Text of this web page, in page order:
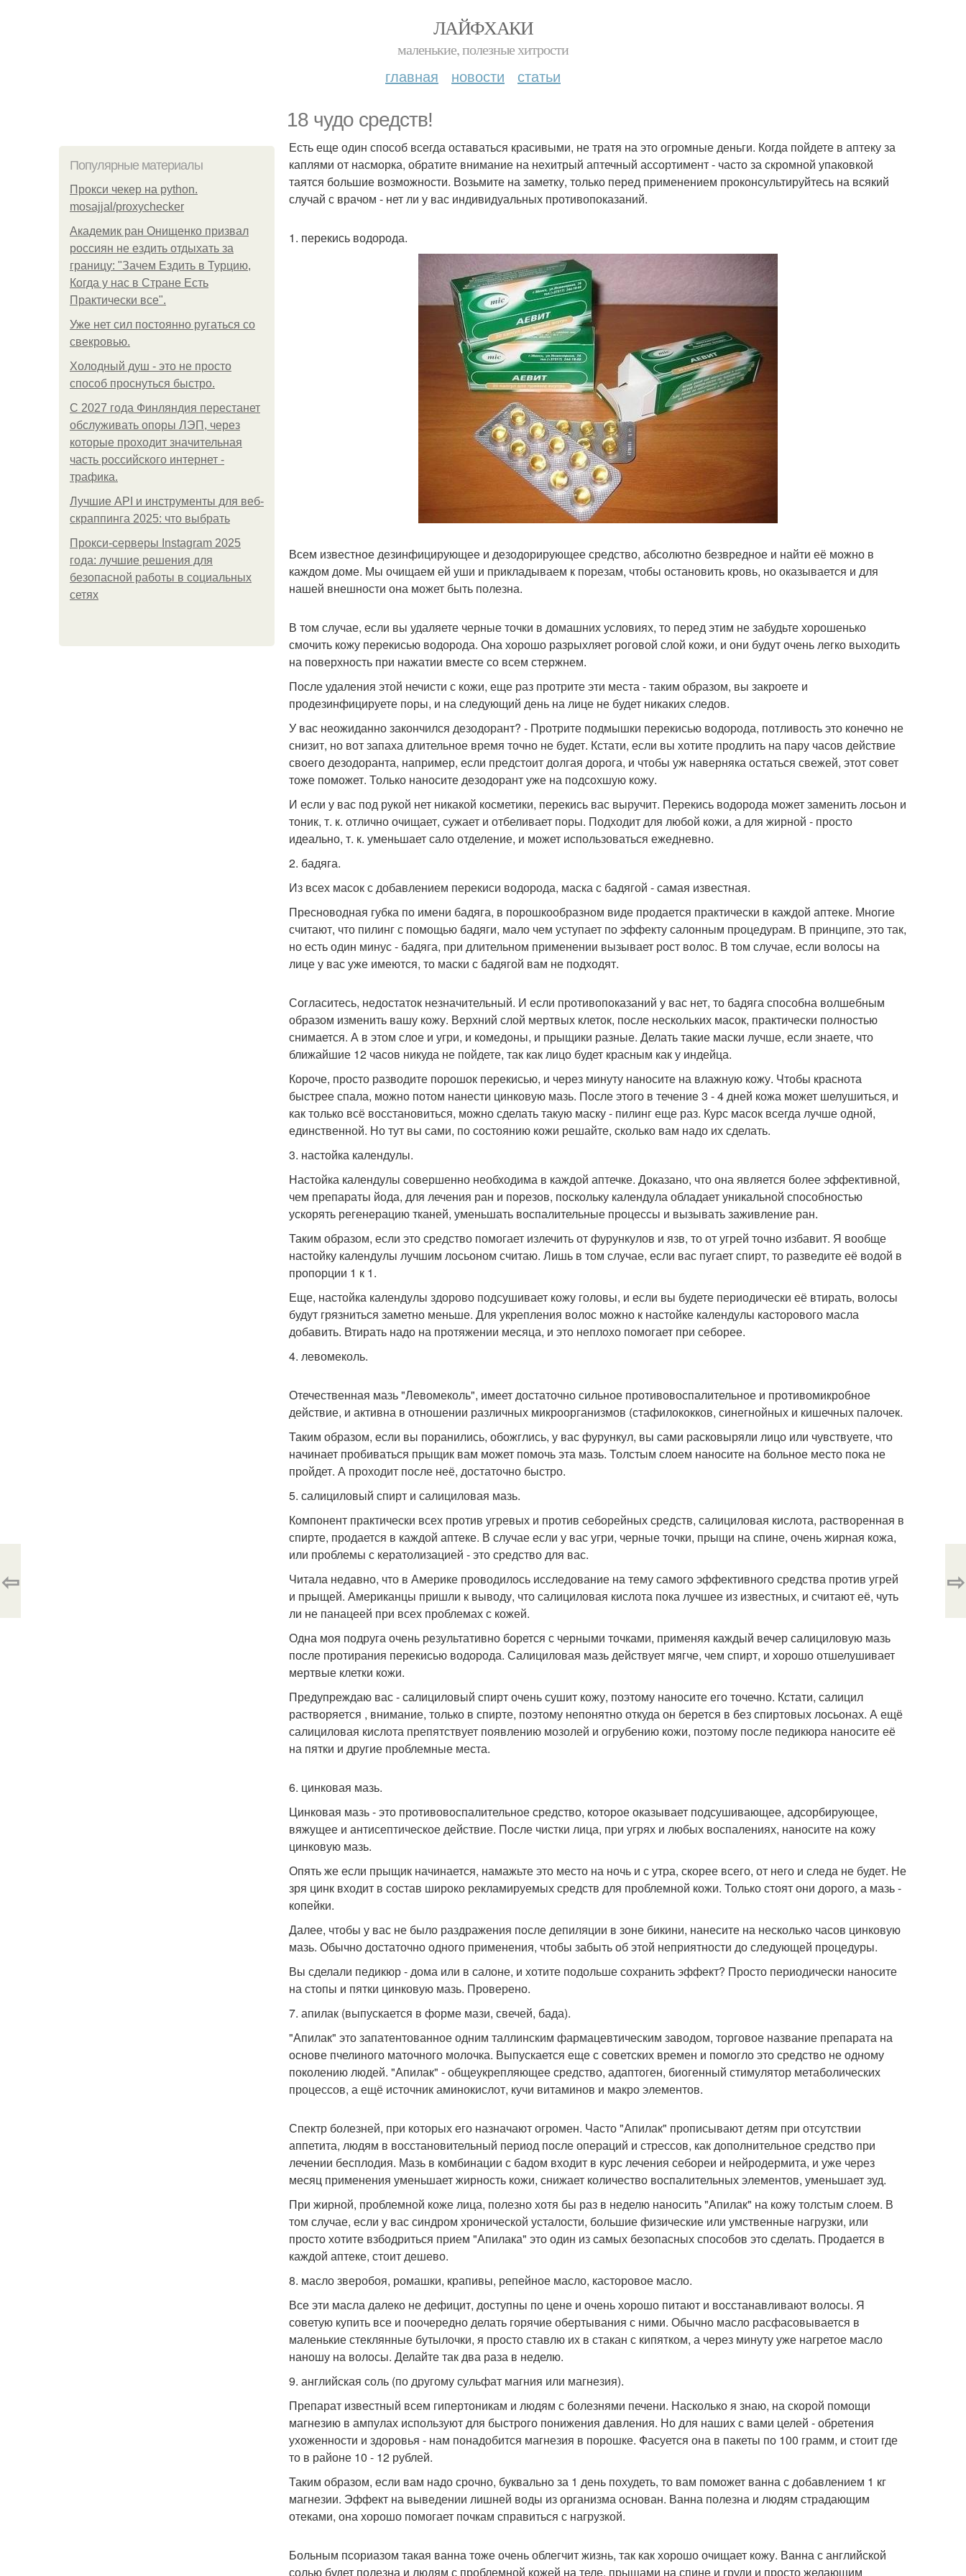
ЛАЙФХАКИ
маленькие, полезные хитрости
главная новости статьи
18 чудо средств!
Популярные материалы
Прокси чекер на python.
mosajjal/proxychecker
Академик ран Онищенко призвал
россиян не ездить отдыхать за
границу: "Зачем Ездить в Турцию,
Когда у нас в Стране Есть
Практически все".
Уже нет сил постоянно ругаться со
свекровью.
Холодный душ - это не просто
способ проснуться быстро.
С 2027 года Финляндия перестанет
обслуживать опоры ЛЭП, через
которые проходит значительная
часть российского интернет -
трафика.
Лучшие API и инструменты для веб-
скраппинга 2025: что выбрать
Прокси-серверы Instagram 2025
года: лучшие решения для
безопасной работы в социальных
сетях
Есть еще один способ всегда оставаться красивыми, не тратя на это огромные деньги. Когда пойдете в аптеку за
каплями от насморка, обратите внимание на нехитрый аптечный ассортимент - часто за скромной упаковкой
таятся большие возможности. Возьмите на заметку, только перед применением проконсультируйтесь на всякий
случай с врачом - нет ли у вас индивидуальных противопоказаний.
1. перекись водорода.
Всем известное дезинфицирующее и дезодорирующее средство, абсолютно безвредное и найти её можно в
каждом доме. Мы очищаем ей уши и прикладываем к порезам, чтобы остановить кровь, но оказывается и для
нашей внешности она может быть полезна.
В том случае, если вы удаляете черные точки в домашних условиях, то перед этим не забудьте хорошенько
смочить кожу перекисью водорода. Она хорошо разрыхляет роговой слой кожи, и они будут очень легко выходить
на поверхность при нажатии вместе со всем стержнем.
После удаления этой нечисти с кожи, еще раз протрите эти места - таким образом, вы закроете и
продезинфицируете поры, и на следующий день на лице не будет никаких следов.
У вас неожиданно закончился дезодорант? - Протрите подмышки перекисью водорода, потливость это конечно не
снизит, но вот запаха длительное время точно не будет. Кстати, если вы хотите продлить на пару часов действие
своего дезодоранта, например, если предстоит долгая дорога, и чтобы уж наверняка остаться свежей, этот совет
тоже поможет. Только наносите дезодорант уже на подсохшую кожу.
И если у вас под рукой нет никакой косметики, перекись вас выручит. Перекись водорода может заменить лосьон и
тоник, т. к. отлично очищает, сужает и отбеливает поры. Подходит для любой кожи, а для жирной - просто
идеально, т. к. уменьшает сало отделение, и может использоваться ежедневно.
2. бадяга.
Из всех масок с добавлением перекиси водорода, маска с бадягой - самая известная.
Пресноводная губка по имени бадяга, в порошкообразном виде продается практически в каждой аптеке. Многие
считают, что пилинг с помощью бадяги, мало чем уступает по эффекту салонным процедурам. В принципе, это так,
но есть один минус - бадяга, при длительном применении вызывает рост волос. В том случае, если волосы на
лице у вас уже имеются, то маски с бадягой вам не подходят.
Согласитесь, недостаток незначительный. И если противопоказаний у вас нет, то бадяга способна волшебным
образом изменить вашу кожу. Верхний слой мертвых клеток, после нескольких масок, практически полностью
снимается. А в этом слое и угри, и комедоны, и прыщики разные. Делать такие маски лучше, если знаете, что
ближайшие 12 часов никуда не пойдете, так как лицо будет красным как у индейца.
Короче, просто разводите порошок перекисью, и через минуту наносите на влажную кожу. Чтобы краснота
быстрее спала, можно потом нанести цинковую мазь. После этого в течение 3 - 4 дней кожа может шелушиться, и
как только всё восстановиться, можно сделать такую маску - пилинг еще раз. Курс масок всегда лучше одной,
единственной. Но тут вы сами, по состоянию кожи решайте, сколько вам надо их сделать.
3. настойка календулы.
Настойка календулы совершенно необходима в каждой аптечке. Доказано, что она является более эффективной,
чем препараты йода, для лечения ран и порезов, поскольку календула обладает уникальной способностью
ускорять регенерацию тканей, уменьшать воспалительные процессы и вызывать заживление ран.
Таким образом, если это средство помогает излечить от фурункулов и язв, то от угрей точно избавит. Я вообще
настойку календулы лучшим лосьоном считаю. Лишь в том случае, если вас пугает спирт, то разведите её водой в
пропорции 1 к 1.
Еще, настойка календулы здорово подсушивает кожу головы, и если вы будете периодически её втирать, волосы
будут грязниться заметно меньше. Для укрепления волос можно к настойке календулы касторового масла
добавить. Втирать надо на протяжении месяца, и это неплохо помогает при себорее.
4. левомеколь.
Отечественная мазь "Левомеколь", имеет достаточно сильное противовоспалительное и противомикробное
действие, и активна в отношении различных микроорганизмов (стафилококков, синегнойных и кишечных палочек.
Таким образом, если вы поранились, обожглись, у вас фурункул, вы сами расковыряли лицо или чувствуете, что
начинает пробиваться прыщик вам может помочь эта мазь. Толстым слоем наносите на больное место пока не
пройдет. А проходит после неё, достаточно быстро.
5. салициловый спирт и салициловая мазь.
Компонент практически всех против угревых и против себорейных средств, салициловая кислота, растворенная в
спирте, продается в каждой аптеке. В случае если у вас угри, черные точки, прыщи на спине, очень жирная кожа,
или проблемы с кератолизацией - это средство для вас.
Читала недавно, что в Америке проводилось исследование на тему самого эффективного средства против угрей
и прыщей. Американцы пришли к выводу, что салициловая кислота пока лучшее из известных, и считают её, чуть
ли не панацеей при всех проблемах с кожей.
Одна моя подруга очень результативно борется с черными точками, применяя каждый вечер салициловую мазь
после протирания перекисью водорода. Салициловая мазь действует мягче, чем спирт, и хорошо отшелушивает
мертвые клетки кожи.
Предупреждаю вас - салициловый спирт очень сушит кожу, поэтому наносите его точечно. Кстати, салицил
растворяется , внимание, только в спирте, поэтому непонятно откуда он берется в без спиртовых лосьонах. А ещё
салициловая кислота препятствует появлению мозолей и огрубению кожи, поэтому после педикюра наносите её
на пятки и другие проблемные места.
6. цинковая мазь.
Цинковая мазь - это противовоспалительное средство, которое оказывает подсушивающее, адсорбирующее,
вяжущее и антисептическое действие. После чистки лица, при угрях и любых воспалениях, наносите на кожу
цинковую мазь.
Опять же если прыщик начинается, намажьте это место на ночь и с утра, скорее всего, от него и следа не будет. Не
зря цинк входит в состав широко рекламируемых средств для проблемной кожи. Только стоят они дорого, а мазь -
копейки.
Далее, чтобы у вас не было раздражения после депиляции в зоне бикини, нанесите на несколько часов цинковую
мазь. Обычно достаточно одного применения, чтобы забыть об этой неприятности до следующей процедуры.
Вы сделали педикюр - дома или в салоне, и хотите подольше сохранить эффект? Просто периодически наносите
на стопы и пятки цинковую мазь. Проверено.
7. апилак (выпускается в форме мази, свечей, бада).
"Апилак" это запатентованное одним таллинским фармацевтическим заводом, торговое название препарата на
основе пчелиного маточного молочка. Выпускается еще с советских времен и помогло это средство не одному
поколению людей. "Апилак" - общеукрепляющее средство, адаптоген, биогенный стимулятор метаболических
процессов, а ещё источник аминокислот, кучи витаминов и макро элементов.
Спектр болезней, при которых его назначают огромен. Часто "Апилак" прописывают детям при отсутствии
аппетита, людям в восстановительный период после операций и стрессов, как дополнительное средство при
лечении бесплодия. Мазь в комбинации с бадом входит в курс лечения себореи и нейродермита, и уже через
месяц применения уменьшает жирность кожи, снижает количество воспалительных элементов, уменьшает зуд.
При жирной, проблемной коже лица, полезно хотя бы раз в неделю наносить "Апилак" на кожу толстым слоем. В
том случае, если у вас синдром хронической усталости, большие физические или умственные нагрузки, или
просто хотите взбодриться прием "Апилака" это один из самых безопасных способов это сделать. Продается в
каждой аптеке, стоит дешево.
8. масло зверобоя, ромашки, крапивы, репейное масло, касторовое масло.
Все эти масла далеко не дефицит, доступны по цене и очень хорошо питают и восстанавливают волосы. Я
советую купить все и поочередно делать горячие обертывания с ними. Обычно масло расфасовывается в
маленькие стеклянные бутылочки, я просто ставлю их в стакан с кипятком, а через минуту уже нагретое масло
наношу на волосы. Делайте так два раза в неделю.
9. английская соль (по другому сульфат магния или магнезия).
Препарат известный всем гипертоникам и людям с болезнями печени. Насколько я знаю, на скорой помощи
магнезию в ампулах используют для быстрого понижения давления. Но для наших с вами целей - обретения
ухоженности и здоровья - нам понадобится магнезия в порошке. Фасуется она в пакеты по 100 грамм, и стоит где
то в районе 10 - 12 рублей.
Таким образом, если вам надо срочно, буквально за 1 день похудеть, то вам поможет ванна с добавлением 1 кг
магнезии. Эффект на выведении лишней воды из организма основан. Ванна полезна и людям страдающим
отеками, она хорошо помогает почкам справиться с нагрузкой.
Больным псориазом такая ванна тоже очень облегчит жизнь, так как хорошо очищает кожу. Ванна с английской
солью будет полезна и людям с проблемной кожей на теле, прыщами на спине и груди и просто желающим
⇦ ⇨